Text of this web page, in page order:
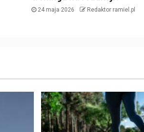
24 maja 2026 Redaktor ramiel.pl